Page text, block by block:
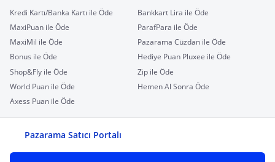
Kredi Kartı/Banka Kartı ile Öde
Bankkart Lira ile Öde
MaxiPuan ile Öde
ParafPara ile Öde
MaxiMil ile Öde
Pazarama Cüzdan ile Öde
Bonus ile Öde
Hediye Puan Pluxee ile Öde
Shop&Fly ile Öde
Zip ile Öde
World Puan ile Öde
Hemen Al Sonra Öde
Axess Puan ile Öde
Pazarama Satıcı Portalı